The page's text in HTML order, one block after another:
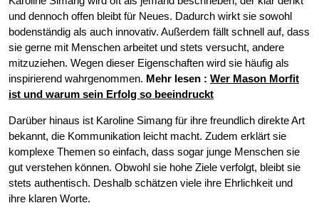
und dennoch offen bleibt für Neues. Dadurch wirkt sie sowohl
bodenständig als auch innovativ. Außerdem fällt schnell auf, dass
sie gerne mit Menschen arbeitet und stets versucht, andere
mitzuziehen. Wegen dieser Eigenschaften wird sie häufig als
inspirierend wahrgenommen. Mehr lesen : Wer Mason Morfit
ist und warum sein Erfolg so beeindruckt
Darüber hinaus ist Karoline Simang für ihre freundlich direkte Art
bekannt, die Kommunikation leicht macht. Zudem erklärt sie
komplexe Themen so einfach, dass sogar junge Menschen sie
gut verstehen können. Obwohl sie hohe Ziele verfolgt, bleibt sie
stets authentisch. Deshalb schätzen viele ihre Ehrlichkeit und
ihre klaren Worte.